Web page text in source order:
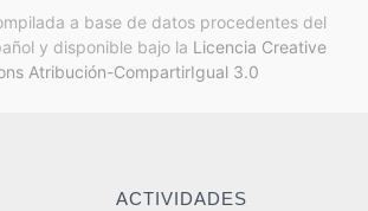
a base de datos procedentes del
y disponible bajo la Licencia Creative
Atribución-CompartirIgual 3.0
ACTIVIDADES